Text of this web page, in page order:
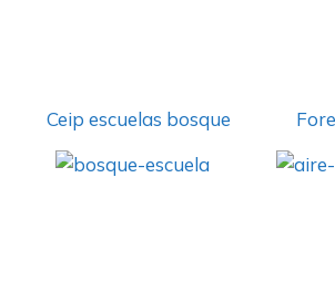
Ceip escuelas bosque